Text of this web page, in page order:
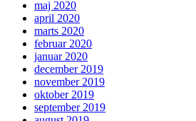
maj 2020
april 2020
marts 2020
februar 2020
januar 2020
december 2019
november 2019
oktober 2019
september 2019